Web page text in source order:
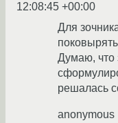
12:08:45 +00:00
Для
Думаю, что
решалась
anonymous